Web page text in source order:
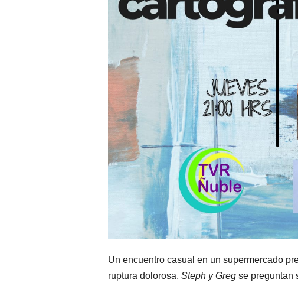
Un encuentro casual en un supermercado
ruptura dolorosa, Steph y Gregse preguntan